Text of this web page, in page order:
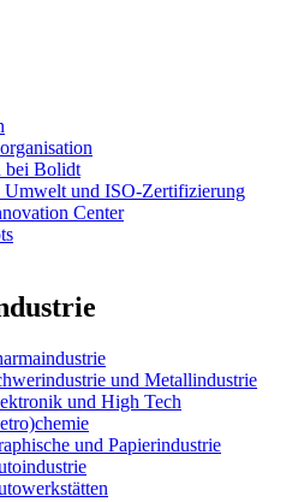
bei Bolidt
Umwelt und ISO-Zertifizierung
Center
und Metallindustrie
und High Tech
und Papierindustrie